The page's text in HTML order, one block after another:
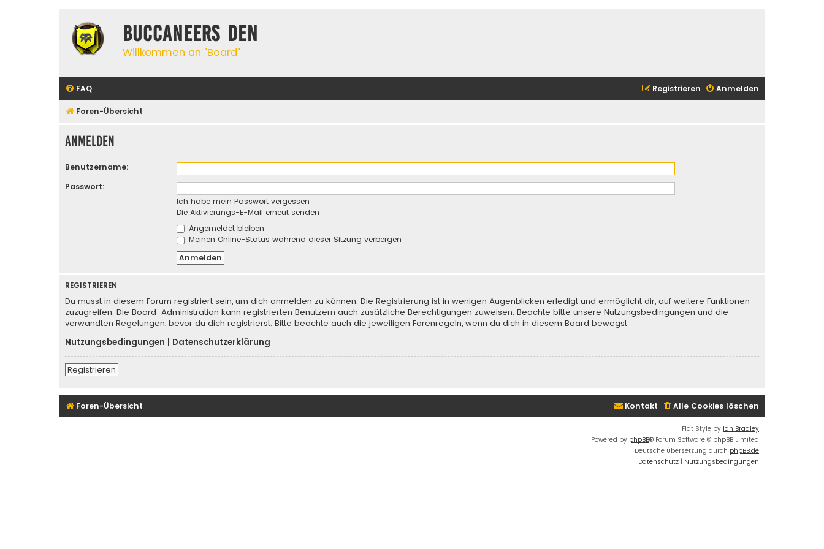
Buccaneers Den
Willkommen an "Board"
FAQ Anmelden
Registrieren
Foren-Übersicht
Anmelden
Benutzername:
Passwort:
Ich habe mein Passwort vergessen
Die Aktivierungs-E-Mail erneut senden
Angemeldet bleiben
Meinen Online-Status während dieser Sitzung verbergen
REGISTRIEREN
Du musst in diesem Forum registriert sein, um dich anmelden zu können. Die Registrierung ist in wenigen Augenblicken erledigt und ermöglicht dir, auf weitere Funktionen
zuzugreifen. Die Board-Administration kann registrierten Benutzern auch zusätzliche Berechtigungen zuweisen. Beachte bitte unsere Nutzungsbedingungen und die
verwandten Regelungen, bevor du dich registrierst. Bitte beachte auch die jeweiligen Forenregeln, wenn du dich in diesem Board bewegst.
Nutzungsbedingungen
Datenschutzerklärung
Registrieren
Foren-Übersicht Alle Cookies löschen
Kontakt
Flat Style by Ian Bradley
Powered by phpBB® Forum Software © phpBB Limited
Deutsche Übersetzung durch phpBB.de
Datenschutz | Nutzungsbedingungen